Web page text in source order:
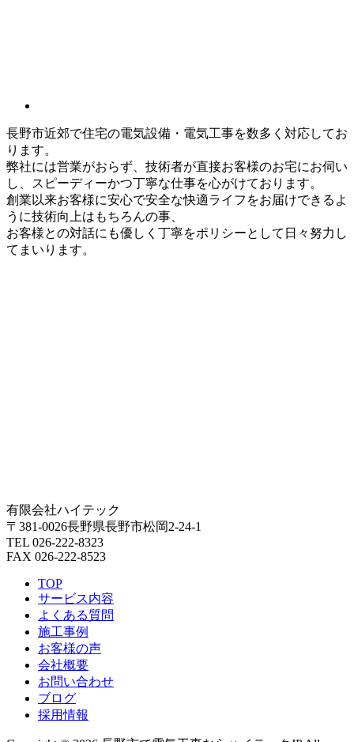
長野市近郊で住宅の電気設備・電気工事を数多く対応してお
ります。
弊社には営業がおらず、技術者が直接お客様のお宅にお伺い
し、スピーディーかつ丁寧な仕事を心がけております。
創業以来お客様に安心で安全な快適ライフをお届けできるよ
うに技術向上はもちろんの事、
お客様との対話にも優しく丁寧をポリシーとして日々努力し
てまいります。
有限会社ハイテック
〒381-0026長野県長野市松岡2-24-1
TEL 026-222-8323
FAX 026-222-8523
TOP
サービス内容
よくある質問
施工事例
お客様の声
会社概要
お問い合わせ
ブログ
採用情報